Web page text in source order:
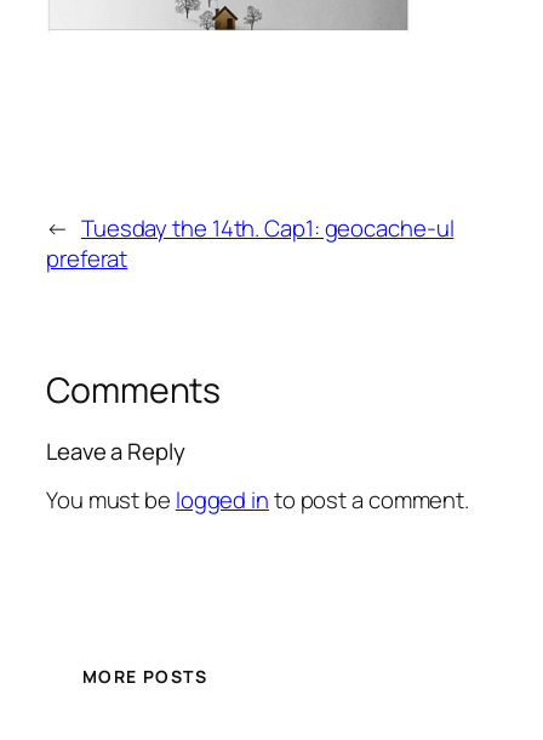
← Tuesday the 14th. Cap1: geocache-ul
preferat
Comments
Leave a Reply
You must be logged into post a comment.
MORE POSTS